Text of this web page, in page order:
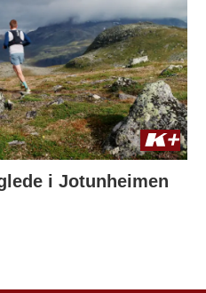
i Jotunheimen